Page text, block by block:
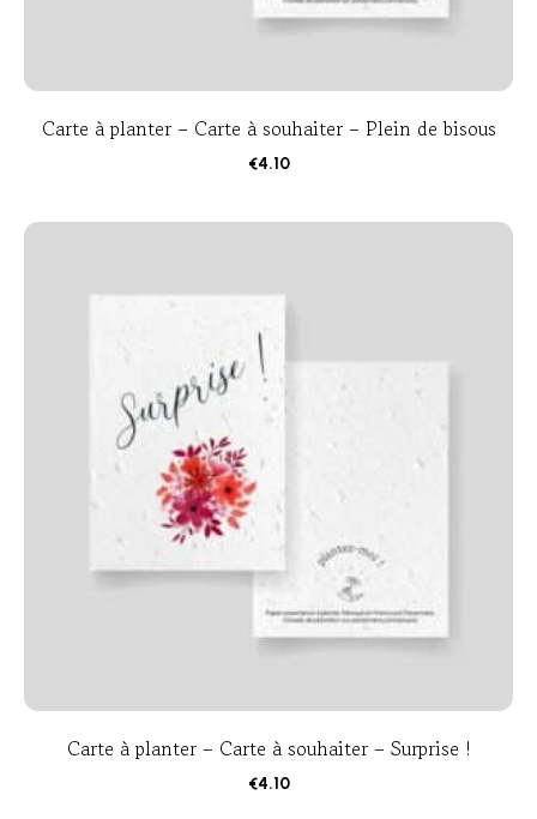
Carte à planter – Carte à souhaiter – Plein de bisous
€4.10
Carte à planter – Carte à souhaiter – Surprise !
€4.10